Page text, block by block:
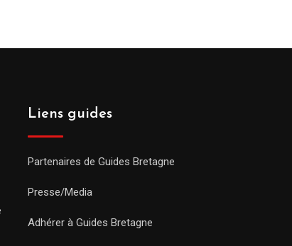
Liens guides
Partenaires de Guides Bretagne
Presse/Media
Adhérer à Guides Bretagne